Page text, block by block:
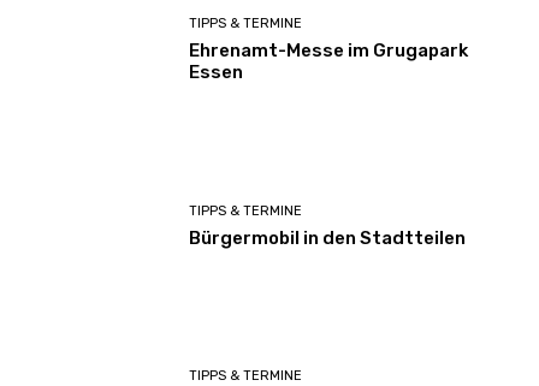
TIPPS & TERMINE
Ehrenamt-Messe im Grugapark
Essen
TIPPS & TERMINE
Bürgermobil in den Stadtteilen
TIPPS & TERMINE